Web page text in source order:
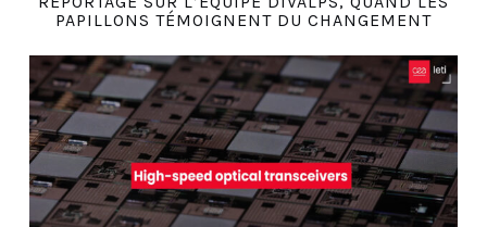
PAPILLONS TÉMOIGNENT DU CHANGEMENT